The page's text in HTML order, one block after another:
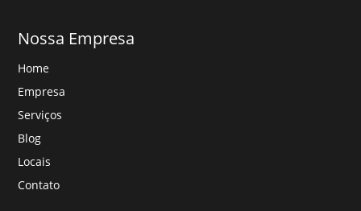
Nossa Empresa
Home
Empresa
Serviços
Blog
Locais
Contato